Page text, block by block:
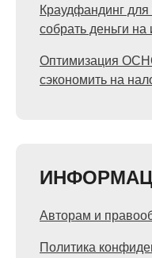
Краудфандинг для
собрать деньги
Оптимизация
сэкономить на
Авторам и
Политика